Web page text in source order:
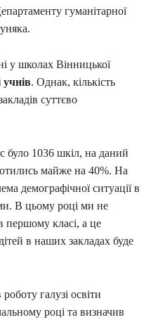
гуманітарної
у школах Вінницької
учнів. Однак, кількість
суттєво
було 1036 шкіл, на даний
майже на 40%. На
демографічної ситуації в
В цьому році ми не
першому класі, а це
в наших закладах буде
галузі освіти
році та визначив